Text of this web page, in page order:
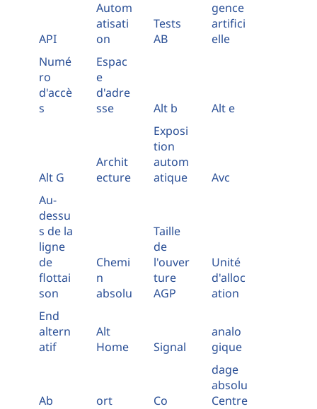
API
Autom
atisati
on
Tests
AB
gence
artifici
elle
Numé
ro
d'accè
s
Espac
e
d'adre
sse
Alt b Alt e
Alt G
Archit
ecture
Exposi
tion
autom
atique
Avc
Au-
dessu
s de la
ligne
de
flottai
son
Chemi
n
absolu
Taille
de
l'ouver
ture
AGP
Unité
d'alloc
ation
End
altern
atif
Alt
Home
Signal
analo
gique
Ab ort Co
dage
absolu
Centre